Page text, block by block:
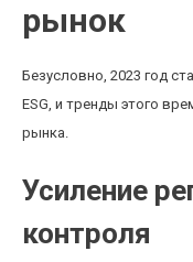
рынок
Безусловно, 2023 год
ESG, и тренды этого
рынка.
Усиление
контроля